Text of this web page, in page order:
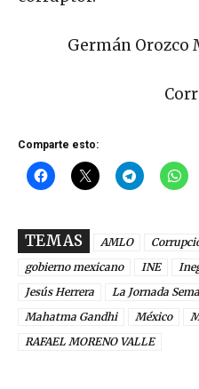
Germán Orozco
Comparte esto:
TEMAS AMLO
gobierno mexicano
INE
Jesús Herrera
La Jornada
Mahatma Gandhi
México
RAFAEL MORENO VALLE